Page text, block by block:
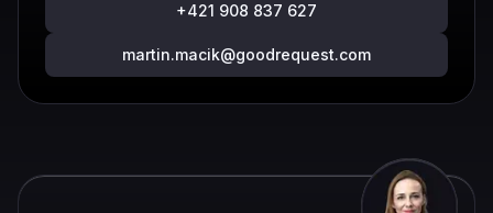
+421 908 837 627
martin.macik@goodrequest.com